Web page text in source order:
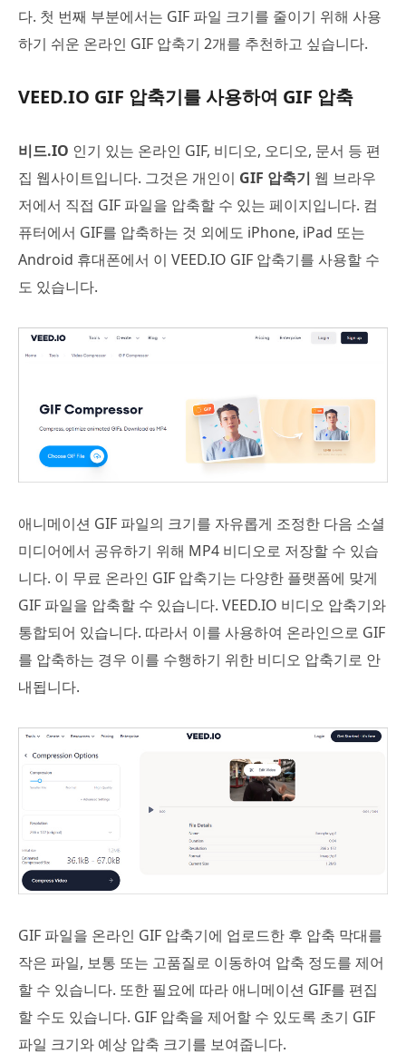
다. 첫 번째 부분에서는 GIF 파일 크기를 줄이기 위해 사용
하기 쉬운 온라인 GIF 압축기 2개를 추천하고 싶습니다.
VEED.IO GIF 압축기를 사용하여 GIF 압축
비드.IO 인기 있는 온라인 GIF, 비디오, 오디오, 문서 등 편
집 웹사이트입니다. 그것은 개인이 GIF 압축기 웹 브라우
저에서 직접 GIF 파일을 압축할 수 있는 페이지입니다. 컴
퓨터에서 GIF를 압축하는 것 외에도 iPhone, iPad 또는
Android 휴대폰에서 이 VEED.IO GIF 압축기를 사용할 수
도 있습니다.
애니메이션 GIF 파일의 크기를 자유롭게 조정한 다음 소셜
미디어에서 공유하기 위해 MP4 비디오로 저장할 수 있습
니다. 이 무료 온라인 GIF 압축기는 다양한 플랫폼에 맞게
GIF 파일을 압축할 수 있습니다. VEED.IO 비디오 압축기와
통합되어 있습니다. 따라서 이를 사용하여 온라인으로 GIF
를 압축하는 경우 이를 수행하기 위한 비디오 압축기로 안
내됩니다.
GIF 파일을 온라인 GIF 압축기에 업로드한 후 압축 막대를
작은 파일, 보통 또는 고품질로 이동하여 압축 정도를 제어
할 수 있습니다. 또한 필요에 따라 애니메이션 GIF를 편집
할 수도 있습니다. GIF 압축을 제어할 수 있도록 초기 GIF
파일 크기와 예상 압축 크기를 보여줍니다.